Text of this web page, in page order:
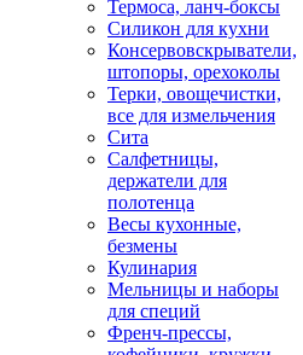
Термоса, ланч-боксы
Силикон для кухни
Консервовскрыватели,
штопоры, орехоколы
Терки, овощечистки,
все для измельчения
Сита
Салфетницы,
держатели для
полотенца
Весы кухонные,
безмены
Кулинария
Мельницы и наборы
для специй
Френч-прессы,